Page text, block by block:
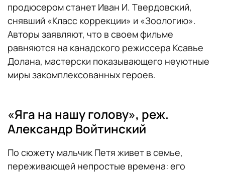
продюсером станет Иван И. Твердовский,
снявший «Класс коррекции» и «Зоологию».
Авторы заявляют, что в своем фильме
равняются на канадского режиссера Ксавье
Долана, мастерски показывающего неуютные
миры закомплексованных героев.
«Яга на нашу голову», реж.
Александр Войтинский
По сюжету мальчик Петя живет в семье,
переживающей непростые времена: его